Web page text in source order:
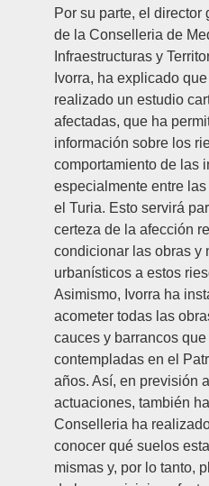
Por su parte, el
de la Conselleria de
Infraestructuras y
Ivorra, ha explicado
realizado un estudio
afectadas, que ha
información sobre los
comportamiento de las
especialmente entre
el Turia. Esto servirá
certeza de la afección
condicionar las obras y
urbanísticos a estos
Asimismo, Ivorra ha
acometer todas las
cauces y barrancos
contempladas en el
años. Así, en previsión
actuaciones, también
Conselleria ha
conocer qué suelos
mismas y, por lo tanto,